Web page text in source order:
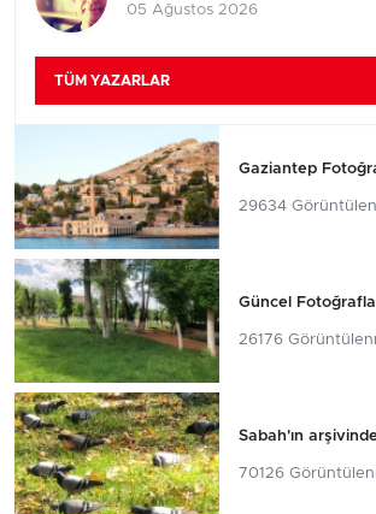
05 Ağustos 2026
TÜM YAZARLAR
Gaziantep
29634
Güncel
26176
Sabah'ın
70126